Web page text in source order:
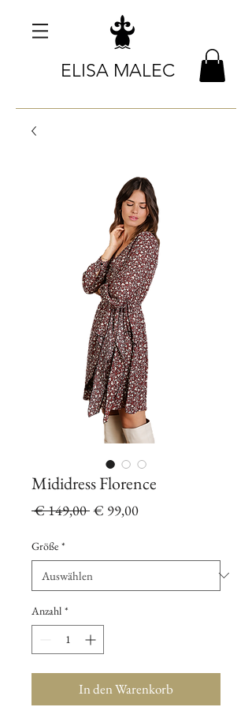
ELISA MALEC
Mididress Florence
€ 149,00 Standardpreis
€ 99,00Sale-
Größe *
Anzahl *
In den Warenkorb